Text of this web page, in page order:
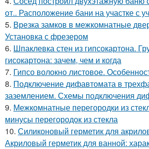
от.. Расположение бани на участке с
5. Врезка замков в межкомнатные
Установка с фрезером
6. Шпаклевка стен из гипсокартона.
гисокартона: зачем, чем и когда
7. Гипсо волокно листовое.
8. Подключение дифавтомата в
заземлением. Схемы подключения
9. Межкомнатные перегородки из
минусы перегородок из стекла
10. Силиконовый герметик для
Акриловый герметик для ванной: